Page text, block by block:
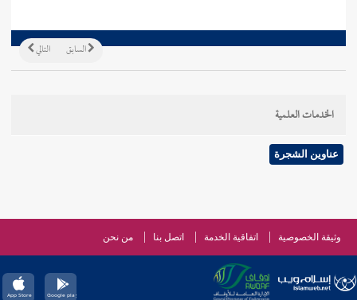
التالي السابق
الخدمات العلمية
عناوين الشجرة
وثيقة الخصوصية اتفاقية الخدمة اتصل بنا من نحن